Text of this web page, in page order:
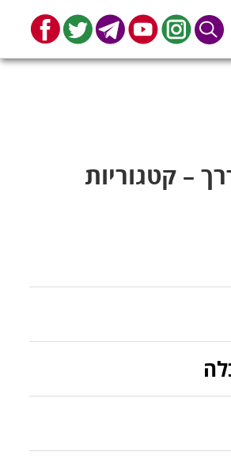
Search
Instagram
Youtube
Telegram
Twitter
– קטגוריות